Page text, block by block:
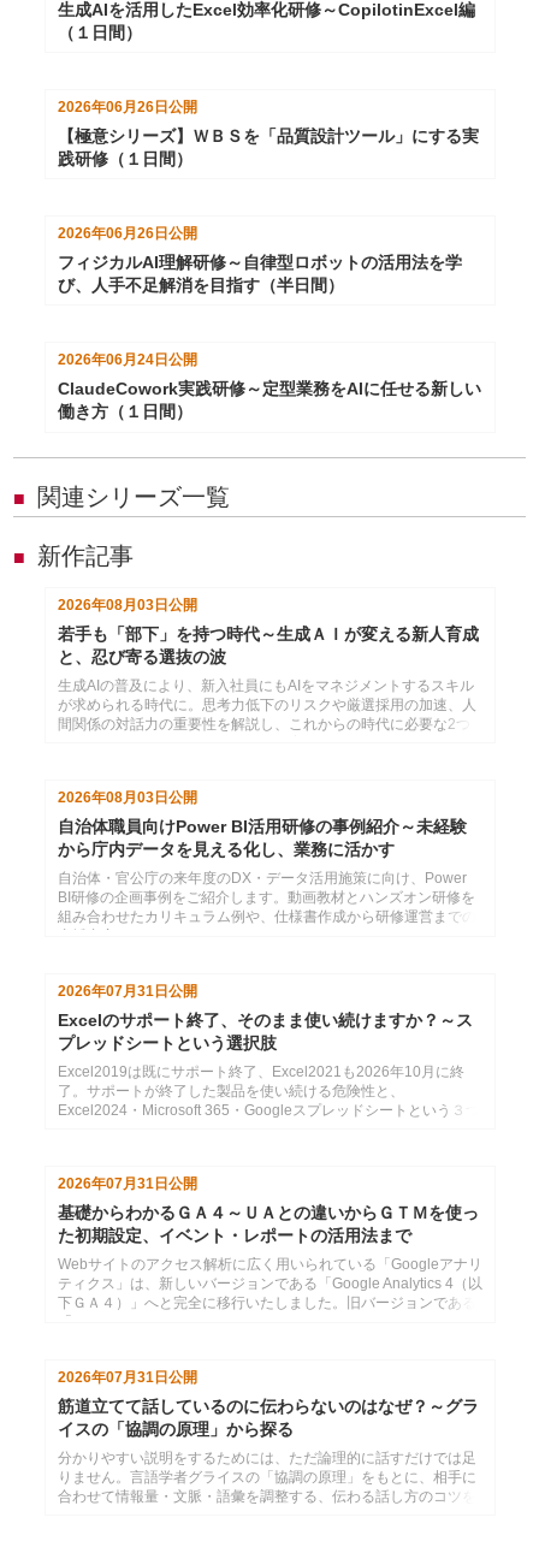
生成AIを活用したExcel効率化研修～CopilotinExcel編
（１日間）
2026年06月26日 公開
【極意シリーズ】ＷＢＳを「品質設計ツール」にする実
践研修（１日間）
2026年06月26日 公開
フィジカルAI理解研修～自律型ロボットの活用法を学
び、人手不足解消を目指す（半日間）
2026年06月24日 公開
ClaudeCowork実践研修～定型業務をAIに任せる新しい
働き方（１日間）
■ 関連シリーズ一覧
■ 新作記事
2026年08月03日公開
若手も「部下」を持つ時代～生成ＡＩが変える新人育成
と、忍び寄る選抜の波
生成AIの普及により、新入社員にもAIをマネジメントするスキル
が求められる時代に。思考力低下のリスクや厳選採用の加速、人
間関係の対話力の重要性を解説し、これからの時代に必要な2つ
2026年08月03日 公開
自治体職員向けPower BI活用研修の事例紹介～未経験
から庁内データを見える化し、業務に活かす
自治体・官公庁の来年度のDX・データ活用施策に向け、Power
BI研修の企画事例をご紹介します。動画教材とハンズオン研修を
組み合わせたカリキュラム例や、仕様書作成から研修運営までの
2026年07月31日公開
Excelのサポート終了、そのまま使い続けますか？～ス
プレッドシートという選択肢
Excel2019は既にサポート終了、Excel2021も2026年10月に終
了。サポートが終了した製品を使い続ける危険性と、
Excel2024・Microsoft 365・Googleスプレッドシートという３つ
2026年07月31日 公開
基礎からわかるＧＡ４～ＵＡとの違いからＧＴＭを使っ
た初期設定、イベント・レポートの活用法まで
Webサイトのアクセス解析に広く用いられている「Googleアナリ
ティクス」は、新しいバージョンである「Google Analytics 4（以
下ＧＡ４）」へと完全に移行いたしました。旧バージョンである
2026年07月31日公開
筋道立てて話しているのに伝わらないのはなぜ？～グラ
イスの「協調の原理」から探る
分かりやすい説明をするためには、ただ論理的に話すだけでは足
りません。言語学者グライスの「協調の原理」をもとに、相手に
合わせて情報量・文脈・語彙を調整する、伝わる話し方のコツを